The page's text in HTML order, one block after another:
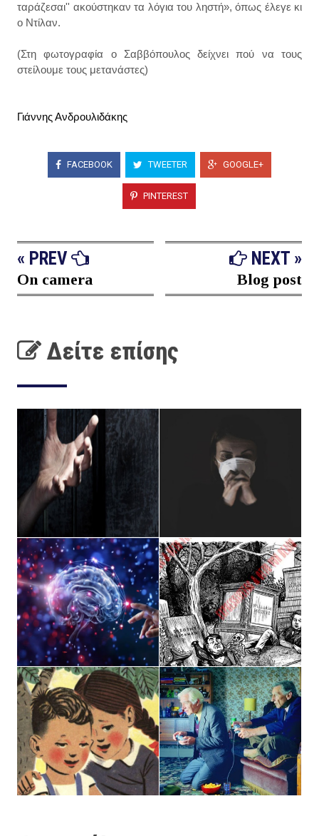
ταράζεσαι'' ακούστηκαν τα λόγια του ληστή», όπως έλεγε κι
ο Ντίλαν.
(Στη φωτογραφία ο Σαββόπουλος δείχνει πού να τους
στείλουμε τους μετανάστες)
Γιάννης Ανδρουλιδάκης
FACEBOOK TWEETER GOOGLE+
PINTEREST
« PREV
On camera
NEXT »
Blog post
Δείτε επίσης